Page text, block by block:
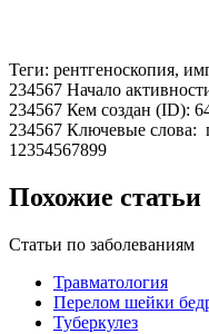
Теги: рентгеноскопия,
234567 Начало
234567 Кем создан (ID):
234567 Ключевые слова:
12354567899
Похожие статьи
Статьи по заболеваниям
Травматология
Перелом шейки
Туберкулез